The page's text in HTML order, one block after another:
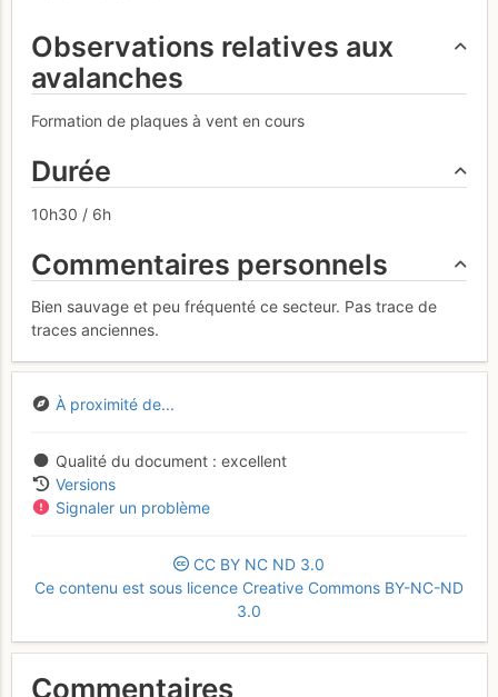
Observations relatives aux
avalanches
Formation de plaques à vent en cours
Durée
10h30 / 6h
Commentaires personnels
Bien sauvage et peu fréquenté ce secteur. Pas trace de
traces anciennes.
À proximité de...
Qualité du document
excellent
Versions
Signaler un problème
CC BY NC ND 3.0
Ce contenu est sous licence Creative Commons BY-NC-ND
3.0
Commentaires